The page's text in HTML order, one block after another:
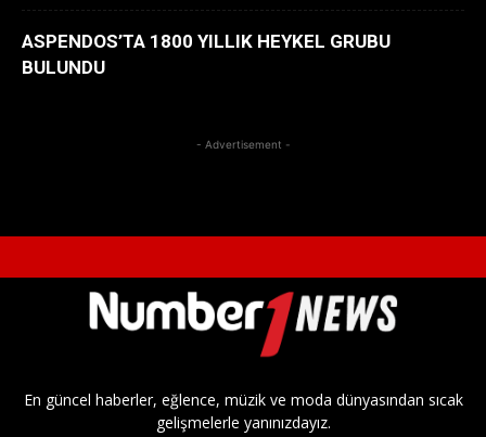
ASPENDOS’TA 1800 YILLIK HEYKEL GRUBU
BULUNDU
- Advertisement -
En güncel haberler, eğlence, müzik ve moda dünyasından sıcak
gelişmelerle yanınızdayız.